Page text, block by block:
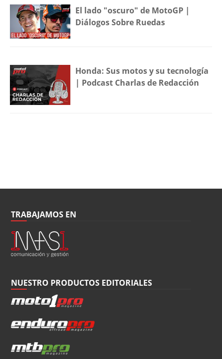
El lado "oscuro" de MotoGP |
Diálogos Sobre Ruedas
Honda: Sus motos y su tecnología
| Podcast Charlas de Redacción
TRABAJAMOS EN
NUESTRO PRODUCTOS EDITORIALES